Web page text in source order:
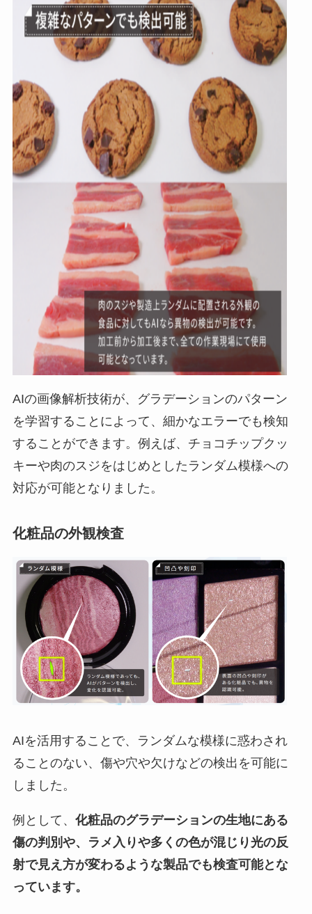
AIの画像解析技術が、グラデーションのパターン
を学習することによって、細かなエラーでも検知
することができます。例えば、チョコチップクッ
キーや肉のスジをはじめとしたランダム模様への
対応が可能となりました。
化粧品の外観検査
AIを活用することで、ランダムな模様に惑わされ
ることのない、傷や穴や欠けなどの検出を可能に
しました。
例として、 化粧品のグラデーションの生地にある
傷の判別や、ラメ入りや多くの色が混じり光の反
射で見え方が変わるような製品でも検査可能とな
っています。